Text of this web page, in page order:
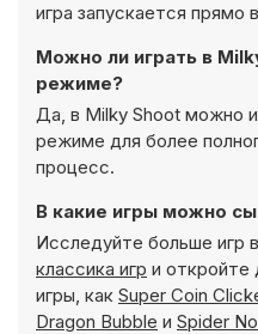
игра запускается прямо
Можно ли играть в
режиме?
Да, в Milky Shoot можно
режиме для более
процесс.
В какие игры можно
Исследуйте больше игр
классика игр и откройте
игры, как Super Coin
Dragon Bubble и Spider